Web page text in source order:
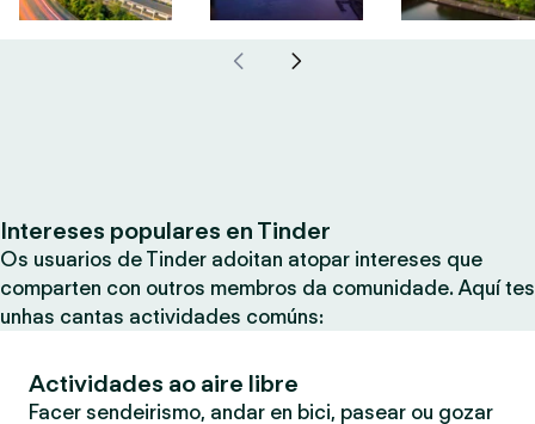
Intereses populares en Tinder
Os usuarios de Tinder adoitan atopar intereses que
comparten con outros membros da comunidade. Aquí tes
unhas cantas actividades comúns:
Actividades ao aire libre
Facer sendeirismo, andar en bici, pasear ou gozar